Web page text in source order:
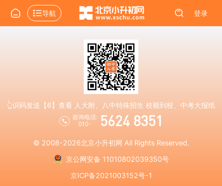
导航 登录
👆识码发送【6】查看 人大附、八中特殊招生 校额到校、中考大报纸
咨询电话:
010-
5624 8351
© 2008-2026北京小升初网 All Rights Reserved.
京公网安备 11010802039350号
京ICP备2021003152号-1